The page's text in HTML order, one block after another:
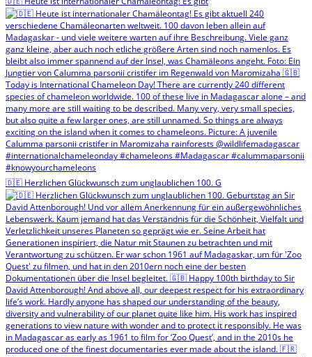
🇩🇪 Herzlichen Glückwunsch zum unglaublichen 100. G